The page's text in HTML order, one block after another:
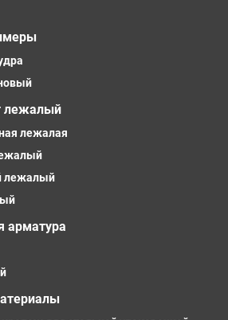
лежалый
лежалая
лежалый
арматура